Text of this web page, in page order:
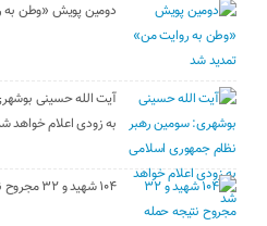
دومین پویش «وطن به
آیت الله حسینی
به زودی اعلام خواهد
۱۰۴ شهید و ۳۲ مجروح نتیجه حمله آمریکا به ناو دنا